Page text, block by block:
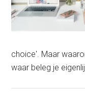
choice'. Maar
waar beleg je